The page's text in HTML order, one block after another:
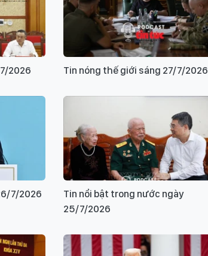
2026 Tin nóng thế giới sáng 27/7/2026
7/2026
Tin nổi bật trong nước ngày
25/7/2026